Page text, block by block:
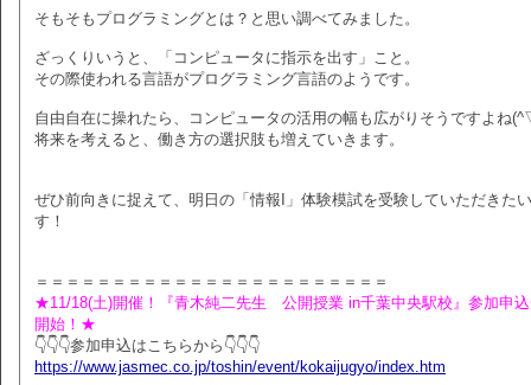
そもそもプログラミングとは？と思い調べてみました。
ざっくりいうと、「コンピュータに指示を出す」こと。
その際使われる言語がプログラミング言語のようです。
自由自在に操れたら、コンピュータの活用の幅も広がりそうですよね
将来を考えると、働き方の選択肢も増えていきます。
ぜひ前向きに捉えて、明日の「情報I」体験模試を受験していただきた
す！
＝＝＝＝＝＝＝＝＝＝＝＝＝＝＝＝＝＝＝＝＝＝＝
★11/18(土)開催！『青木純二先生 公開授業 in千葉中央駅校』参加申
開始！★
👇👇👇参加申込はこちらから👇👇👇
https://www.jasmec.co.jp/toshin/event/kokaijugyo/index.htm